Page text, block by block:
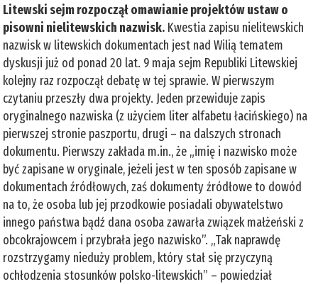
Litewski sejm rozpoczął omawianie projektów ustaw o
pisowni nielitewskich nazwisk. Kwestia zapisu nielitewskich
nazwisk w litewskich dokumentach jest nad Wilią tematem
dyskusji już od ponad 20 lat. 9 maja sejm Republiki Litewskiej
kolejny raz rozpoczął debatę w tej sprawie. W pierwszym
czytaniu przeszły dwa projekty. Jeden przewiduje zapis
oryginalnego nazwiska (z użyciem liter alfabetu łacińskiego) na
pierwszej stronie paszportu, drugi – na dalszych stronach
dokumentu. Pierwszy zakłada m.in., że „imię i nazwisko może
być zapisane w oryginale, jeżeli jest w ten sposób zapisane w
dokumentach źródłowych, zaś dokumenty źródłowe to dowód
na to, że osoba lub jej przodkowie posiadali obywatelstwo
innego państwa bądź dana osoba zawarła związek małżeński z
obcokrajowcem i przybrała jego nazwisko”. „Tak naprawdę
rozstrzygamy nieduży problem, który stał się przyczyną
ochłodzenia stosunków polsko-litewskich” – powiedział